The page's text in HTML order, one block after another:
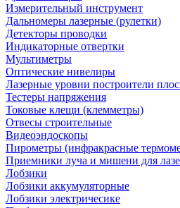
Измерительный инструмент
Дальномеры лазерные (рулетки)
Детекторы проводки
Индикаторные отвертки
Мультиметры
Оптические нивелиры
Лазерные уровни построители
Тестеры напряжения
Токовые клещи (клемметры)
Отвесы строительные
Видеоэндоскопы
Пирометры (инфракрасные
Приемники луча и мишени для
Лобзики
Лобзики аккумуляторные
Лобзики электричесике